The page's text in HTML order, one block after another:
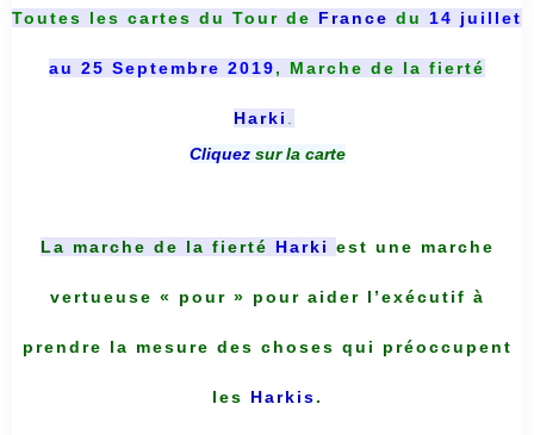
Toutes les cartes du Tour de France du 14 juillet
au 25 Septembre 2019, Marche de la fierté
Harki .
Cliquez sur la carte
La marche de la fierté Harki est une marche
vertueuse « pour » pour aider l’exécutif à
prendre la mesure des choses qui préoccupent
les Harkis.